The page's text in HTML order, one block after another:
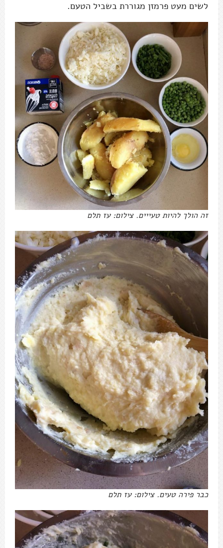
לשים מעט פרמזן מגוררת בשביל הטעם.
זה הולך להיות טעייים. צילום: עז תלם
כבר פירה טעים. צילום: עז תלם